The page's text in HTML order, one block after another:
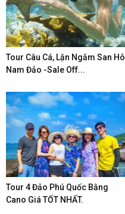
Tour Câu Cá, Lặn Ngắm San Hô
Nam Đảo -Sale Off...
Tour 4 Đảo Phú Quốc Bằng
Cano Giá TỐT NHẤT.